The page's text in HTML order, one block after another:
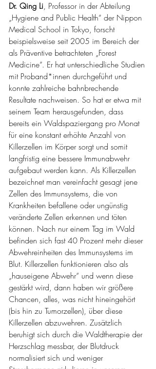
Dr. Qing Li, Professor in der Abteilung
„Hygiene and Public Health“ der Nippon
Medical School in Tokyo, forscht
beispielsweise seit 2005 im Bereich der
als Präventive betrachteten „Forest
Medicine“. Er hat unterschiedliche Studien
mit Proband*innen durchgeführt und
konnte zahlreiche bahnbrechende
Resultate nachweisen. So hat er etwa mit
seinem Team herausgefunden, dass
bereits ein Waldspaziergang pro Monat
für eine konstant erhöhte Anzahl von
Killerzellen im Körper sorgt und somit
langfristig eine bessere Immunabwehr
aufgebaut werden kann. Als Killerzellen
bezeichnet man vereinfacht gesagt jene
Zellen des Immunsystems, die von
Krankheiten befallene oder ungünstig
veränderte Zellen erkennen und töten
können. Nach nur einem Tag im Wald
befinden sich fast 40 Prozent mehr dieser
Abwehreinheiten des Immunsystems im
Blut. Killerzellen funktionieren also als
„hauseigene Abwehr“ und wenn diese
gestärkt wird, dann haben wir größere
Chancen, alles, was nicht hineingehört
(bis hin zu Tumorzellen), über diese
Killerzellen abzuwehren. Zusätzlich
beruhigt sich durch die Waldtherapie der
Herzschlag messbar, der Blutdruck
normalisiert sich und weniger